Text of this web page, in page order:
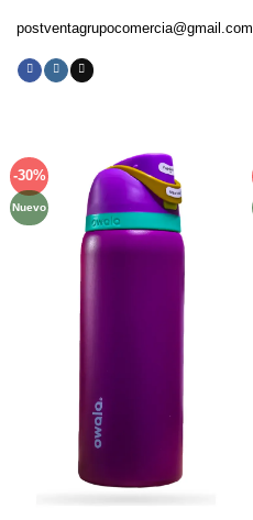
postventagrupocomercia@gmail.com
-30%
Nuevo
deseos